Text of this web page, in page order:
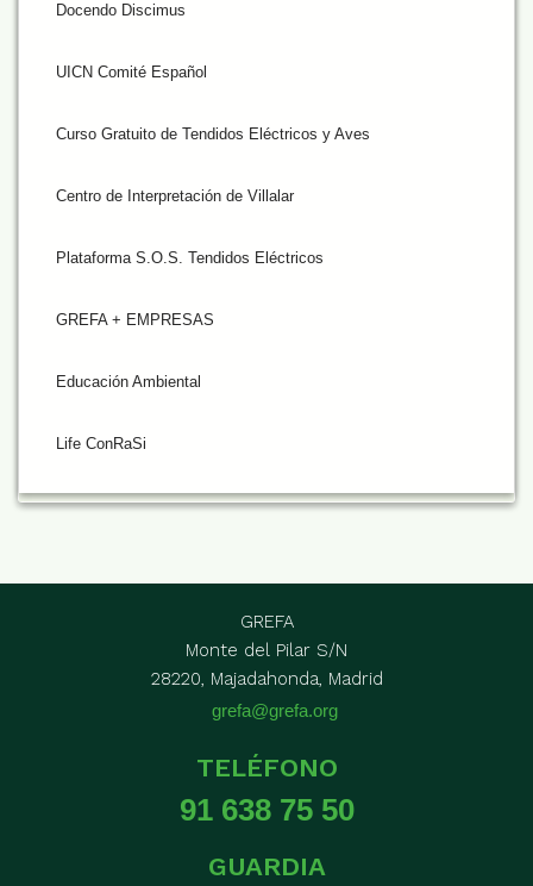
Docendo Discimus
UICN Comité Español
Curso Gratuito de Tendidos Eléctricos y Aves
Centro de Interpretación de Villalar
Plataforma S.O.S. Tendidos Eléctricos
GREFA + EMPRESAS
Educación Ambiental
Life ConRaSi
GREFA
Monte del Pilar S/N
28220, Majadahonda, Madrid
grefa@grefa.org
TELÉFONO
91 638 75 50
GUARDIA